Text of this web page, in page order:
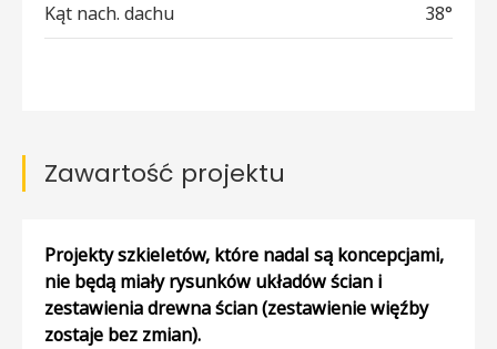
Kąt nach. dachu 38°
Zawartość projektu
Projekty szkieletów, które nadal są koncepcjami,
nie będą miały rysunków układów ścian i
zestawienia drewna ścian (zestawienie więźby
zostaje bez zmian).